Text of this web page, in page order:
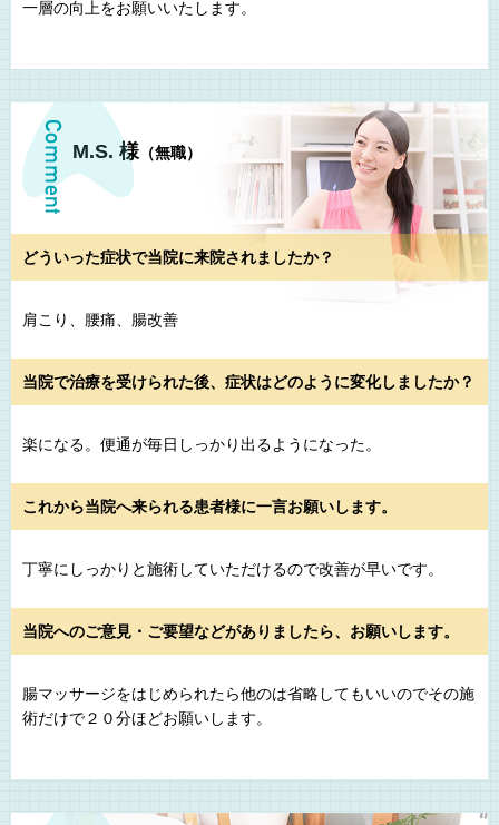
一層の向上をお願いいたします。
M.S. 様 （無職）
どういった症状で当院に来院されましたか？
肩こり、腰痛、腸改善
当院で治療を受けられた後、症状はどのように変化しましたか？
楽になる。便通が毎日しっかり出るようになった。
これから当院へ来られる患者様に一言お願いします。
丁寧にしっかりと施術していただけるので改善が早いです。
当院へのご意見・ご要望などがありましたら、お願いします。
腸マッサージをはじめられたら他のは省略してもいいのでその施
術だけで２０分ほどお願いします。